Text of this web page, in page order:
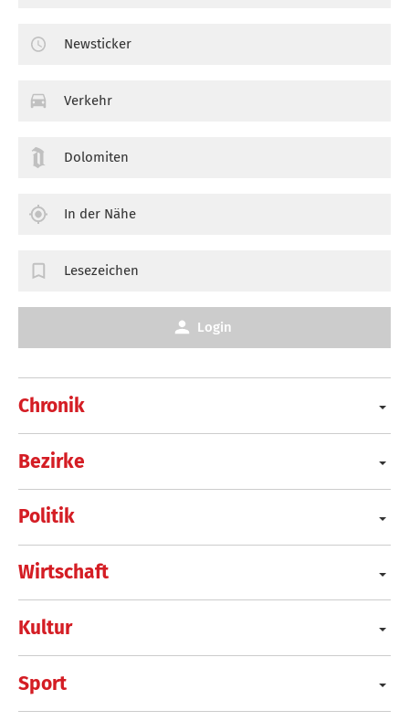
Chronik
Bezirke
Politik
Wirtschaft
Kultur
Sport
Newsticker
Verkehr
Dolomiten
In der Nähe
Lesezeichen
Login